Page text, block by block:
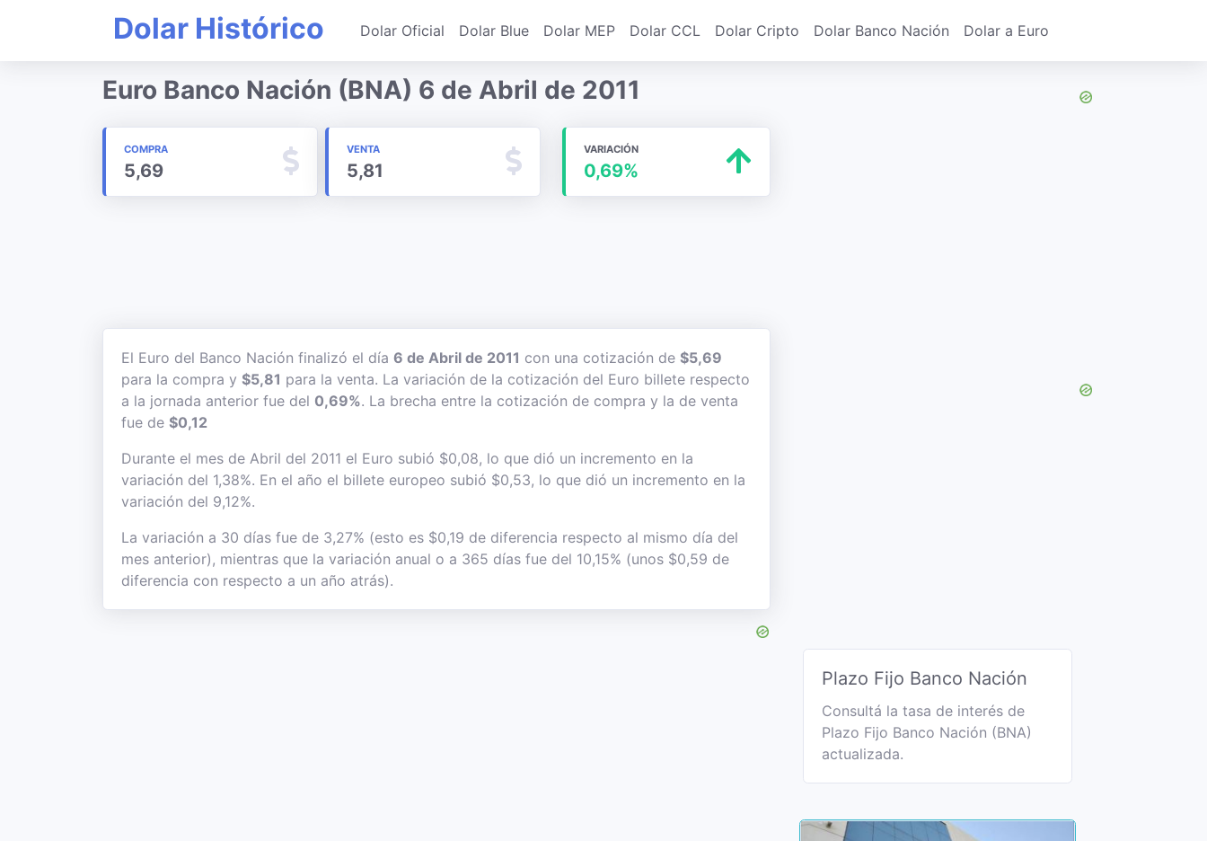
Dolar Histórico Dolar Oficial Dolar Blue Dolar MEP Dolar CCL Dolar Cripto Dolar Banco Nación Dolar a Euro
Euro Banco Nación (BNA) 6 de Abril de 2011
COMPRA
5,69
VENTA
5,81
VARIACIÓN
0,69%
El Euro del Banco Nación finalizó el día 6 de Abril de 2011 con una cotización de $5,69
para la compra y $5,81 para la venta. La variación de la cotización del Euro billete respecto
a la jornada anterior fue del 0,69%. La brecha entre la cotización de compra y la de venta
fue de $0,12
Durante el mes de Abril del 2011 el Euro subió $0,08, lo que dió un incremento en la
variación del 1,38%. En el año el billete europeo subió $0,53, lo que dió un incremento en la
variación del 9,12%.
La variación a 30 días fue de 3,27% (esto es $0,19 de diferencia respecto al mismo día del
mes anterior), mientras que la variación anual o a 365 días fue del 10,15% (unos $0,59 de
diferencia con respecto a un año atrás).
Plazo Fijo Banco Nación
Consultá la tasa de interés de
Plazo Fijo Banco Nación (BNA)
actualizada.